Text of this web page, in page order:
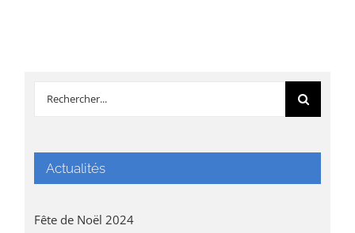
Rechercher:
Actualités
Fête de Noël 2024